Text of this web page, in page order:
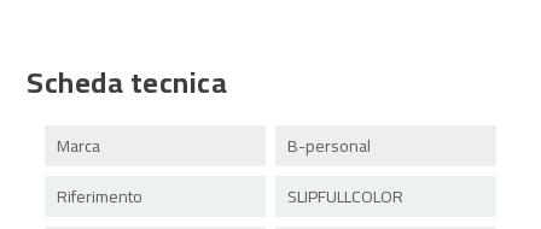
Scheda tecnica
Marca
B-personal
Riferimento
SLIPFULLCOLOR